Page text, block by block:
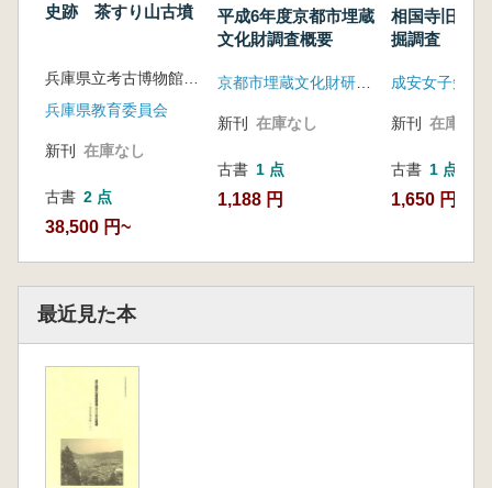
史跡 茶すり山古墳
兵庫県立考古博物館 編
兵庫県教育委員会
新刊 在庫なし
古書 2 点
38,500 円~
平成6年度京都市埋蔵
文化財調査概要
新刊 在庫なし
古書 1 点
1,188 円
相国寺旧寺
掘調査 成安
財
新刊 在庫なし
古書 1 点
1,650 円
最近見た本